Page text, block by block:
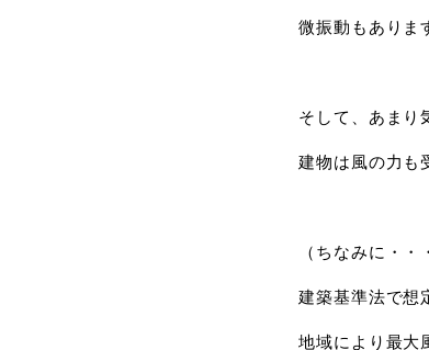
微振動もありま
そして、あまり
建物は風の力も
（ちなみに・・・
建築基準法で想
地域により最大